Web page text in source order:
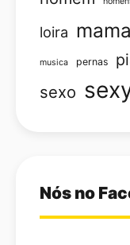
loira
musica pernas
sexo
Nós no